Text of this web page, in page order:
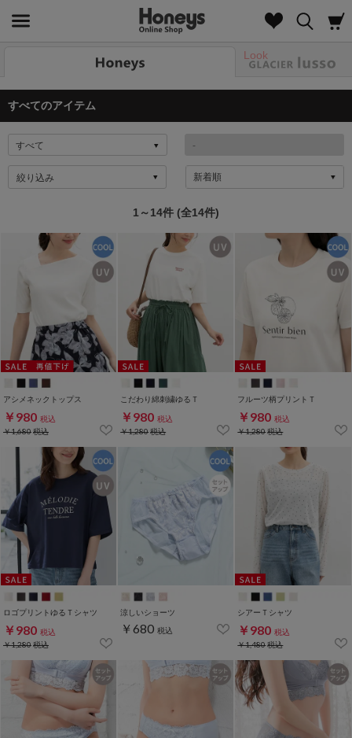
Look
すべてのアイテム
絞り込み
1～14件 (全14件)
アシメネックトップス
￥980 税込
￥1,680税込
こだわり綿刺繍ゆるＴ
￥980 税込
￥1,280税込
フルーツ柄プリントＴ
￥980 税込
￥1,280税込
ロゴプリントゆるＴシャツ
￥980 税込
￥1,280税込
涼しいショーツ
￥680 税込
シアーＴシャツ
￥980 税込
￥1,480税込